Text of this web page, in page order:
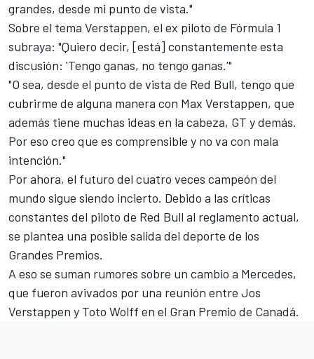
grandes, desde mi punto de vista."
Sobre el tema Verstappen, el ex piloto de Fórmula 1
subraya: "Quiero decir, [está] constantemente esta
discusión: 'Tengo ganas, no tengo ganas.'"
"O sea, desde el punto de vista de Red Bull, tengo que
cubrirme de alguna manera con Max Verstappen, que
además tiene muchas ideas en la cabeza, GT y demás.
Por eso creo que es comprensible y no va con mala
intención."
Por ahora, el futuro del cuatro veces campeón del
mundo sigue siendo incierto. Debido a las críticas
constantes del piloto de Red Bull al reglamento actual,
se plantea una posible salida del deporte de los
Grandes Premios.
A eso se suman rumores sobre un cambio a Mercedes,
que fueron avivados por una reunión entre Jos
Verstappen y Toto Wolff en el Gran Premio de Canadá.